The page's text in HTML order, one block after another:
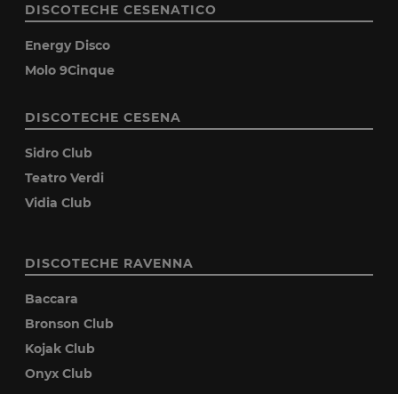
DISCOTECHE CESENATICO
Energy Disco
Molo 9Cinque
DISCOTECHE CESENA
Sidro Club
Teatro Verdi
Vidia Club
DISCOTECHE RAVENNA
Baccara
Bronson Club
Kojak Club
Onyx Club